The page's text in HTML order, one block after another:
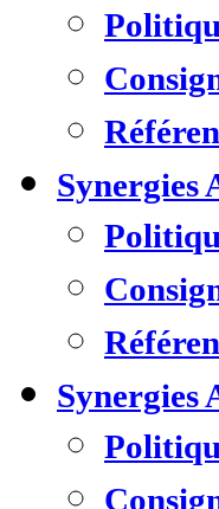
Synergies
Synergies